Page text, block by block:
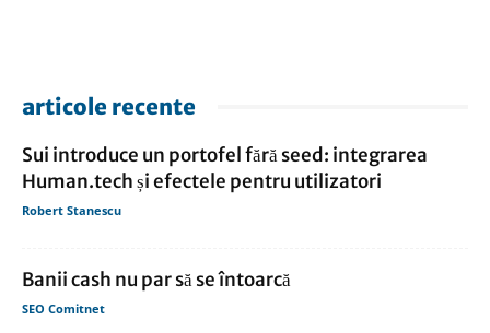
articole recente
Sui introduce un portofel fără seed: integrarea
Human.tech și efectele pentru utilizatori
Robert Stanescu
Banii cash nu par să se întoarcă
SEO Comitnet